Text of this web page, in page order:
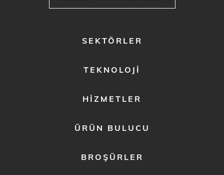
SEKTÖRLER
TEKNOLOJI
HIZMETLER
ÜRÜN BULUCU
BROŞÜRLER